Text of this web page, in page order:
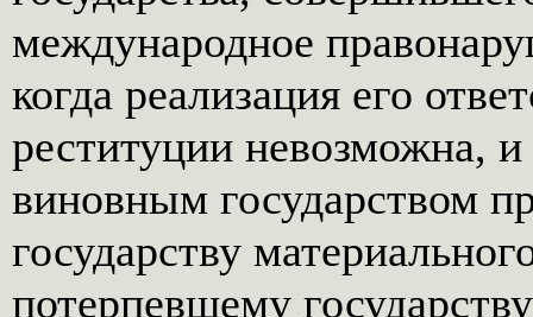
международное
когда реализация его
реституции невозможна,
виновным государством
государству
потерпевшему